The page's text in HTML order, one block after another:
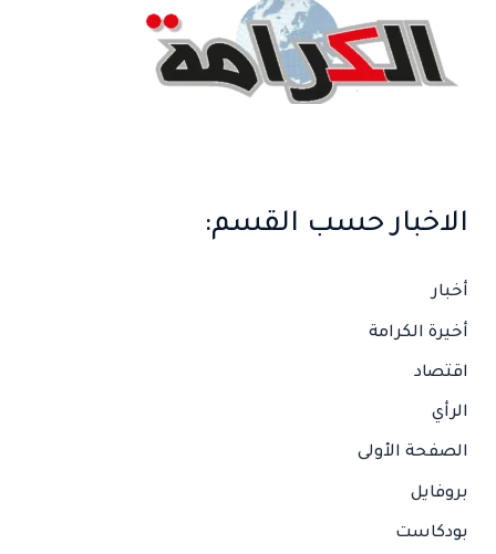
الاخبار حسب القسم:
أخبار
أخيرة الكرامة
اقتصاد
الرأي
الصفحة الأولى
بروفايل
بودكاست